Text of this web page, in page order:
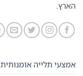
הארץ.
אמצעי תלייה אומנותית